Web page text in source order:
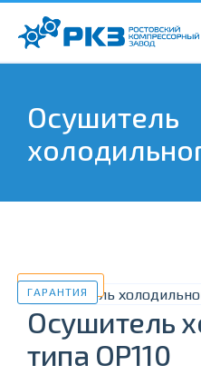
Осушитель
В НАЛИЧИИ
ГАРАНТИЯ
Осушитель
типа OP110